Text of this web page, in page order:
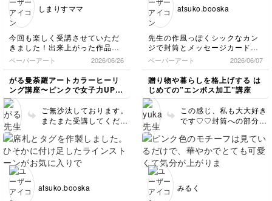
しまりすママ
今回も楽しく受講させていただ
きました！出来上がった作品を
並べると、どれも違った雰囲気
で、曼荼羅の魅力がたくさん詰
まっていて圧巻です！！ありが
とうございました！
ペーパーアート 2026/06/26
がる曼荼羅アートカラーヒーリ
ング講座〜ピンクで女子力UPし
幸福感を〜
ご無沙汰しております。
またまた受講してくださ
ルーに引き続きピンクま
でありがとうございます
🩷 とても圧巻です
に描かれているからこそ
atsuko.booska
先生の作風っぽくシックなカン
ジで封筒とメッセージカードを
作製しました。
何度見ても素敵…( *´艸｀)♥️
ペーパーアート 2026/06/07
贈り物や暮らしを格上げする は
じめての”エンボス加工”講座
この感じ、私も大大好き
です♡♡封筒への部分エ
イレポ、ありがとうござ
います💕
atsuko.booska みるく